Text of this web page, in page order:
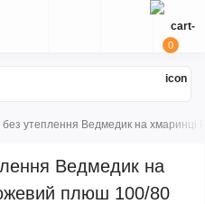
0
утеплення Ведмедик на
Ведмедик на
плюш 100/80